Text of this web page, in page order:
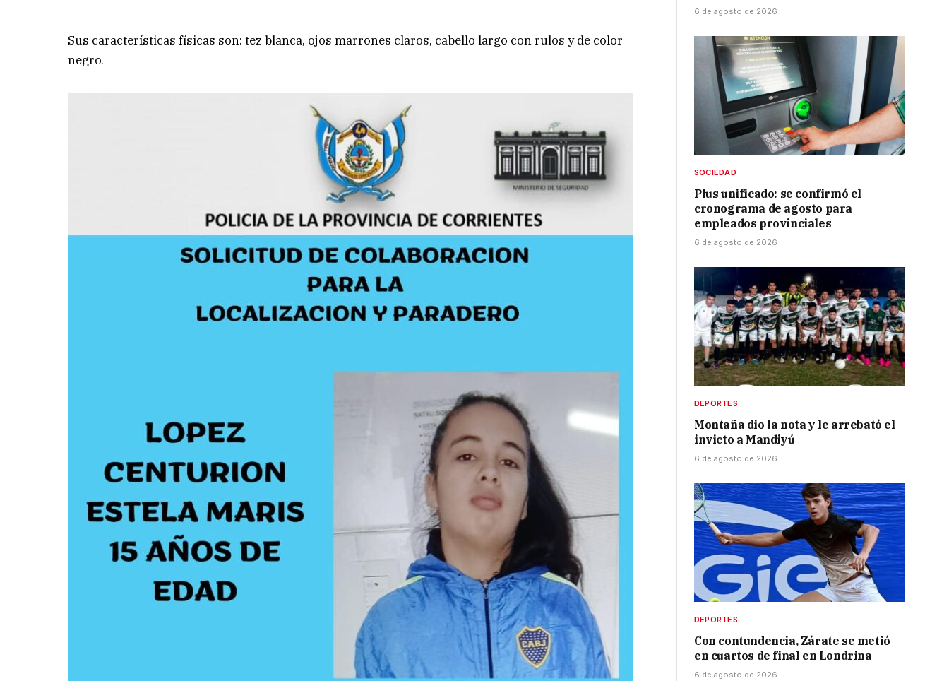
Sus características físicas son: tez blanca, ojos marrones claros, cabello largo con rulos y de color
negro.
6 de agosto de 2026
SOCIEDAD
Plus unificado: se confirmó el
cronograma de agosto para
empleados provinciales
6 de agosto de 2026
DEPORTES
Montaña dio la nota y le arrebató el
invicto a Mandiyú
6 de agosto de 2026
DEPORTES
Con contundencia, Zárate se metió
en cuartos de final en Londrina
6 de agosto de 2026